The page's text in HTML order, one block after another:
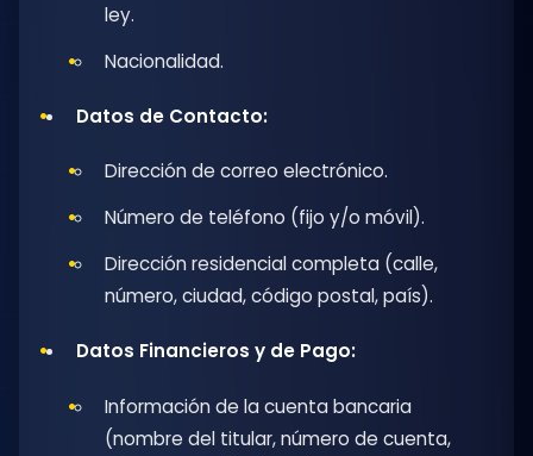
ley.
Nacionalidad.
Datos de Contacto:
Dirección de correo electrónico.
Número de teléfono (fijo y/o móvil).
Dirección residencial completa (calle,
número, ciudad, código postal, país).
Datos Financieros y de Pago:
Información de la cuenta bancaria
(nombre del titular, número de cuenta,